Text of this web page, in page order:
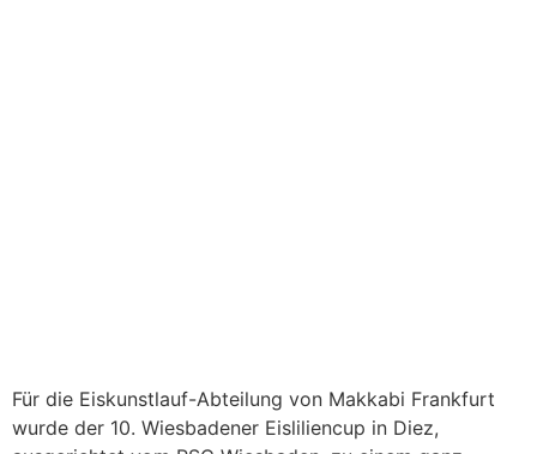
Für die Eiskunstlauf-Abteilung von Makkabi Frankfurt
wurde der 10. Wiesbadener Eisliliencup in Diez,